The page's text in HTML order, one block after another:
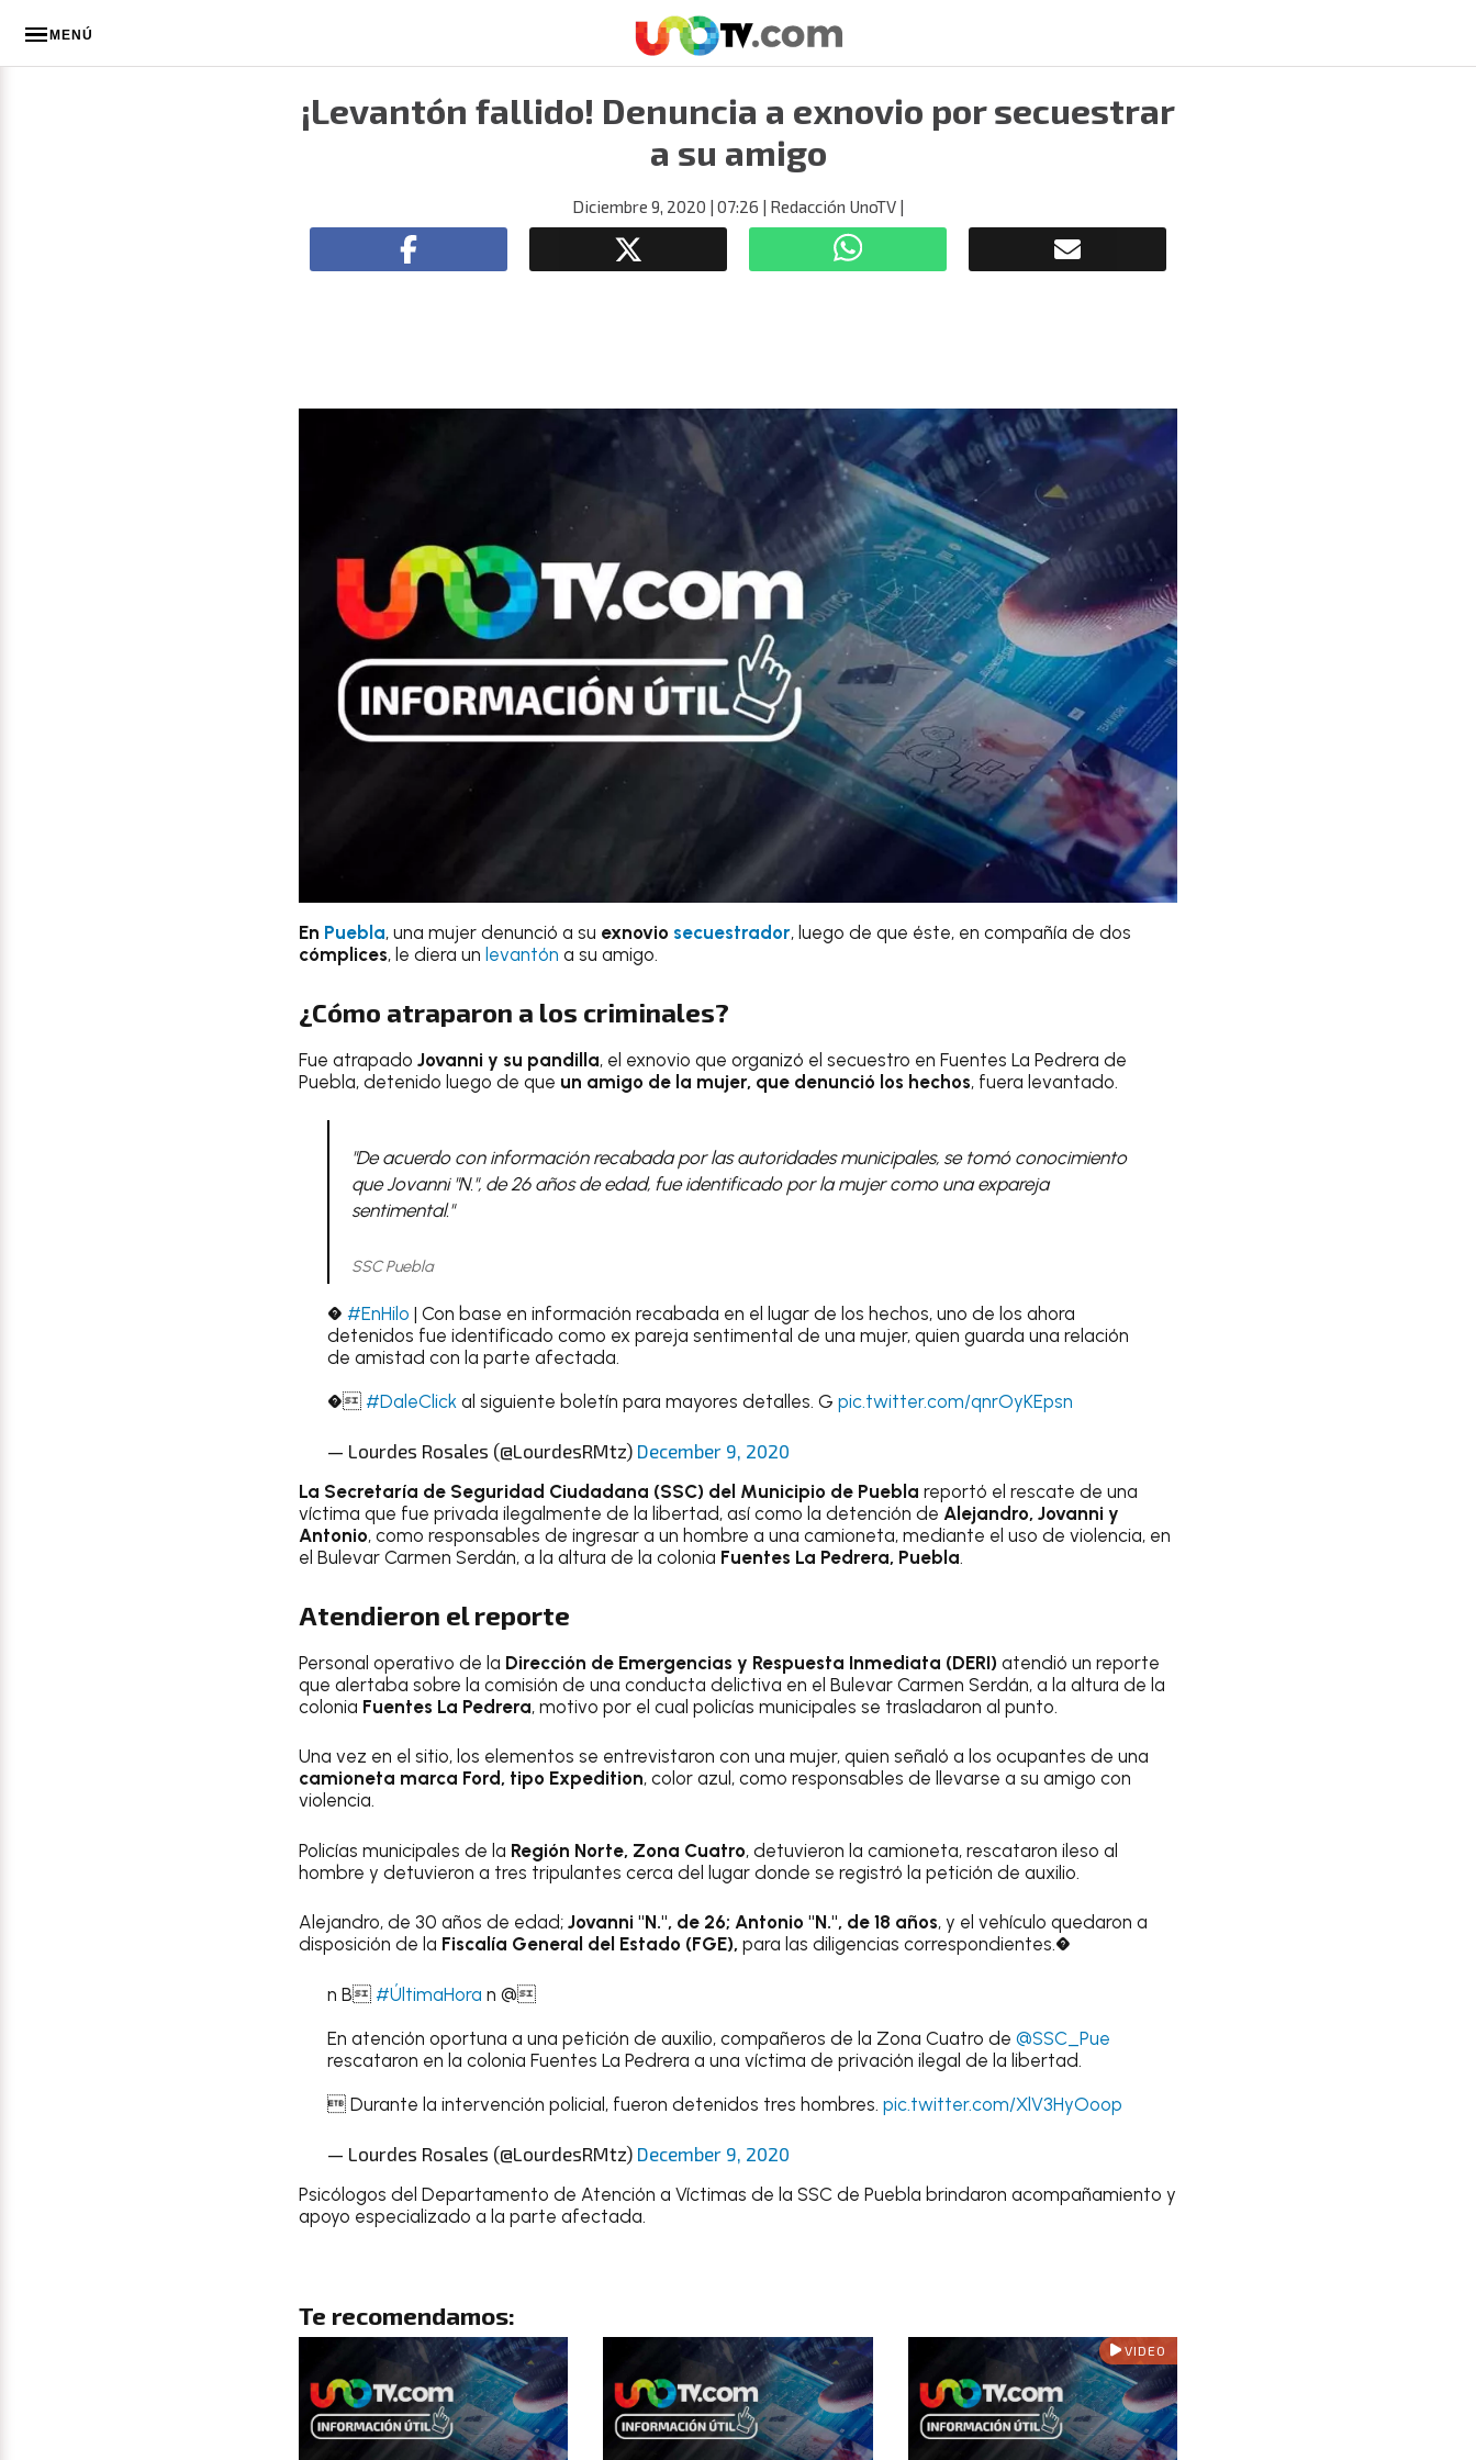
MENÚ
¡Levantón fallido! Denuncia a exnovio por secuestrar
a su amigo
Diciembre 9, 2020 | 07:26 | Redacción UnoTV |
En Puebla, una mujer denunció a su exnovio secuestrador, luego de que éste, en compañía de dos
cómplices, le diera un levantón a su amigo.
¿Cómo atraparon a los criminales?
Fue atrapado Jovanni y su pandilla, el exnovio que organizó el secuestro en Fuentes La Pedrera de
Puebla, detenido luego de que un amigo de la mujer, que denunció los hechos, fuera levantado.
"De acuerdo con información recabada por las autoridades municipales, se tomó conocimiento
que Jovanni "N.", de 26 años de edad, fue identificado por la mujer como una expareja
sentimental."
SSC Puebla
� #EnHilo | Con base en información recabada en el lugar de los hechos, uno de los ahora
detenidos fue identificado como ex pareja sentimental de una mujer, quien guarda una relación
de amistad con la parte afectada.
� #DaleClickal siguiente boletín para mayores detalles. G pic.twitter.com/qnrOyKEpsn
— Lourdes Rosales (@LourdesRMtz) December 9, 2020
La Secretaría de Seguridad Ciudadana (SSC) del Municipio de Puebla reportó el rescate de una
víctima que fue privada ilegalmente de la libertad, así como la detención de Alejandro, Jovanni y
Antonio, como responsables de ingresar a un hombre a una camioneta, mediante el uso de violencia, en
el Bulevar Carmen Serdán, a la altura de la colonia Fuentes La Pedrera, Puebla.
Atendieron el reporte
Personal operativo de la Dirección de Emergencias y Respuesta Inmediata (DERI) atendió un reporte
que alertaba sobre la comisión de una conducta delictiva en el Bulevar Carmen Serdán, a la altura de la
colonia Fuentes La Pedrera, motivo por el cual policías municipales se trasladaron al punto.
Una vez en el sitio, los elementos se entrevistaron con una mujer, quien señaló a los ocupantes de una
camioneta marca Ford, tipo Expedition, color azul, como responsables de llevarse a su amigo con
violencia.
Policías municipales de la Región Norte, Zona Cuatro, detuvieron la camioneta, rescataron ileso al
hombre y detuvieron a tres tripulantes cerca del lugar donde se registró la petición de auxilio.
Alejandro, de 30 años de edad; Jovanni "N.", de 26; Antonio "N.", de 18 años, y el vehículo quedaron a
disposición de la Fiscalía General del Estado (FGE), para las diligencias correspondientes.�
n B #ÚltimaHora n @
En atención oportuna a una petición de auxilio, compañeros de la Zona Cuatro de @SSC_Pue
rescataron en la colonia Fuentes La Pedrera a una víctima de privación ilegal de la libertad.
 Durante la intervención policial, fueron detenidos tres hombres. pic.twitter.com/XlV3HyOoop
— Lourdes Rosales (@LourdesRMtz) December 9, 2020
Psicólogos del Departamento de Atención a Víctimas de la SSC de Puebla brindaron acompañamiento y
apoyo especializado a la parte afectada.
Te recomendamos:
VIDEO